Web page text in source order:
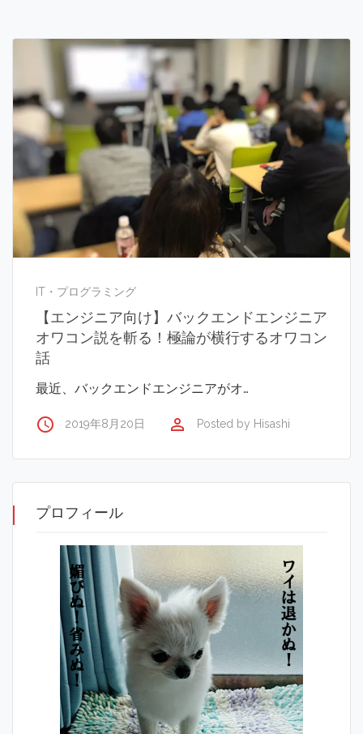
IT・プログラミング
【エンジニア向け】バックエンドエンジニア
オワコン説を斬る！極論が横行するオワコン
話
最近、バックエンドエンジニアがオ…
access_time 2019年8月20日 perm_identity Posted by Hisashi
プロフィール